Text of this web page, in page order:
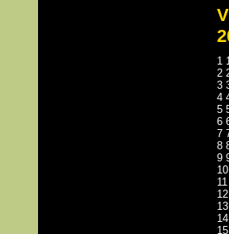
1
2
3
4
5
6
7
8
9